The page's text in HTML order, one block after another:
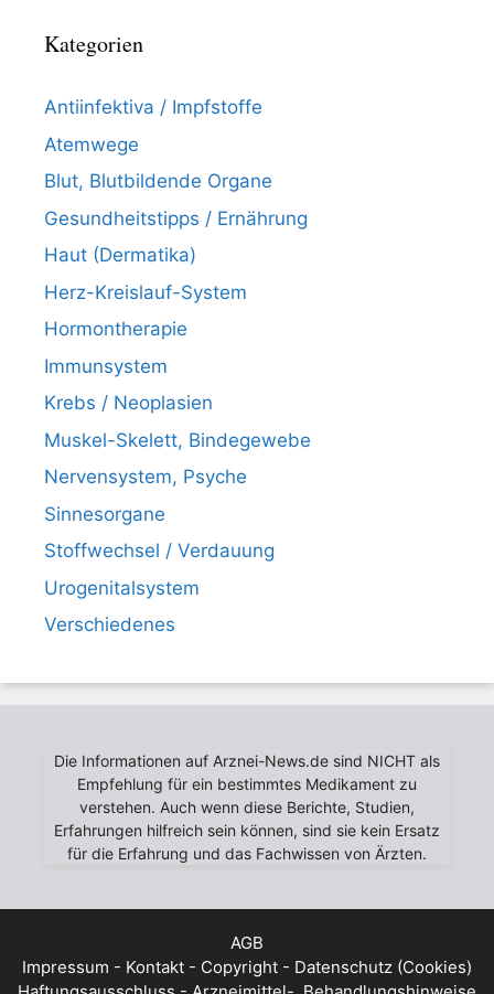
Kategorien
Antiinfektiva / Impfstoffe
Atemwege
Blut, Blutbildende Organe
Gesundheitstipps / Ernährung
Haut (Dermatika)
Herz-Kreislauf-System
Hormontherapie
Immunsystem
Krebs / Neoplasien
Muskel-Skelett, Bindegewebe
Nervensystem, Psyche
Sinnesorgane
Stoffwechsel / Verdauung
Urogenitalsystem
Verschiedenes
Die Informationen auf Arznei-News.de sind NICHT als
Empfehlung für ein bestimmtes Medikament zu
verstehen. Auch wenn diese Berichte, Studien,
Erfahrungen hilfreich sein können, sind sie kein Ersatz
für die Erfahrung und das Fachwissen von Ärzten.
AGB
Impressum - Kontakt - Copyright - Datenschutz (Cookies)